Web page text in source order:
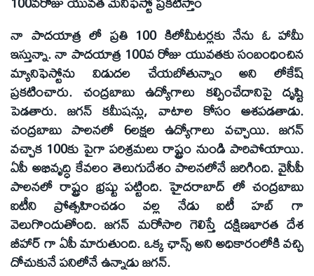
నా పాదయాత్ర లో ప్రతి 100 కిలోమీటర్లకు నేను ఓ హామీ
ఇస్తున్నా. నా పాదయాత్ర 100వ రోజు యువతకు సంబంధించిన
మ్యానిఫెస్టోను విడుదల చేయబోతున్నాం అని లోకేష్
ప్రకటించారు. చంద్రబాబు ఉద్యోగాలు కల్పించేదానిపై దృష్టి
పెడతారు. జగన్ కమీషన్లు, వాటాల కోసం ఆశపడతాడు.
చంద్రబాబు పాలనలో 6లక్షల ఉద్యోగాలు వచ్చాయి. జగన్
వచ్చాక 100కు పైగా పరిశ్రమలు రాష్ట్రం నుండి పారిపోయాయి.
ఏపీ అభివృద్ధి కేవలం తెలుగుదేశం పాలనలోనే జరిగింది. వైసీపీ
పాలనలో రాష్ట్రం భ్రష్టు పట్టింది. హైదరాబాద్ లో చంద్రబాబు
ఐటీని ప్రోత్సహించడం వల్ల నేడు ఐటీ హబ్ గా
వెలుగొందుతోంది. జగన్ మరోసారి గెలిస్తే దక్షిణభారత దేశ
బీహార్ గా ఏపీ మారుతుంది. ఒక్క ఛాన్స్ అని అధికారంలోకి వచ్చి
దోచుకునే పనిలోనే ఉన్నాడు జగన్.